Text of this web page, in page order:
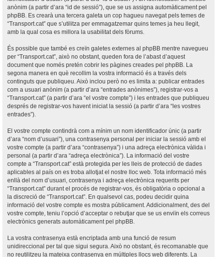
anònim (a partir d’ara “id de sessió”), que se us assigna automàticament pel
phpBB. Es crearà una tercera galeta un cop hagueu navegat pels temes de
“Transport.cat” que s’utilitza per emmagatzemar quins temes ja heu llegit,
amb la qual cosa es millora la usabilitat dels fòrums.
És possible que també es creïn galetes externes al phpBB mentre navegueu
per “Transport.cat”, això no obstant, queden fora de l’abast d’aquest
document que només pretén cobrir les pàgines creades pel phpBB. La
segona manera en què recollim la vostra informació és a través dels
continguts que publiqueu. Això inclou però no es limita a: publicar entrades
com a usuari anònim (a partir d’ara “entrades anònimes”), registrar-vos a
“Transport.cat” (a partir d’ara “el vostre compte”) i les entrades que publiqueu
després de registrar-vos havent iniciat la sessió (a partir d’ara “les vostres
entrades”).
El vostre compte contindrà com a mínim un nom identificador únic (a partir
d’ara “nom d’usuari”), una contrasenya personal per iniciar la sessió amb el
vostre compte (a partir d’ara “contrasenya”) i una adreça electrònica vàlida i
personal (a partir d’ara “adreça electrònica”). La informació del vostre
compte a “Transport.cat” està protegida per les lleis de protecció de dades
aplicables al país on es troba allotjat el nostre lloc web. Tota informació més
enllà del nom d’usuari, contrasenya i adreça electrònica requerits per
“Transport.cat” durant el procés de registrar-vos, és obligatòria o opcional a
la discreció de “Transport.cat”. En qualsevol cas, podeu decidir quina
informació del vostre compte es mostra públicament. Addicionalment, des del
vostre compte, teniu l’opció d’acceptar o rebutjar que se us enviïn els correus
electrònics generats automàticament pel phpBB.
La vostra contrasenya està encriptada amb una funció de resum
unidireccional per tal que sigui segura. Això no obstant, és recomanable que
no reutilitzeu la mateixa contrasenya en múltiples llocs web diferents. La